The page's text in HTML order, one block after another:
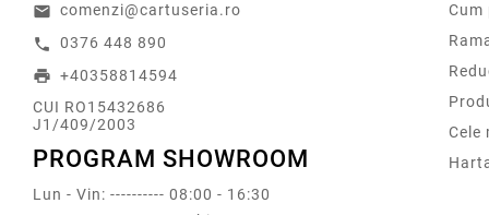
email comenzi@cartuseria.ro
call 0376 448 890
print +40358814594
CUI RO15432686
J1/409/2003
PROGRAM SHOWROOM
Lun - Vin: ---------- 08:00 - 16:30
Cum
Cele